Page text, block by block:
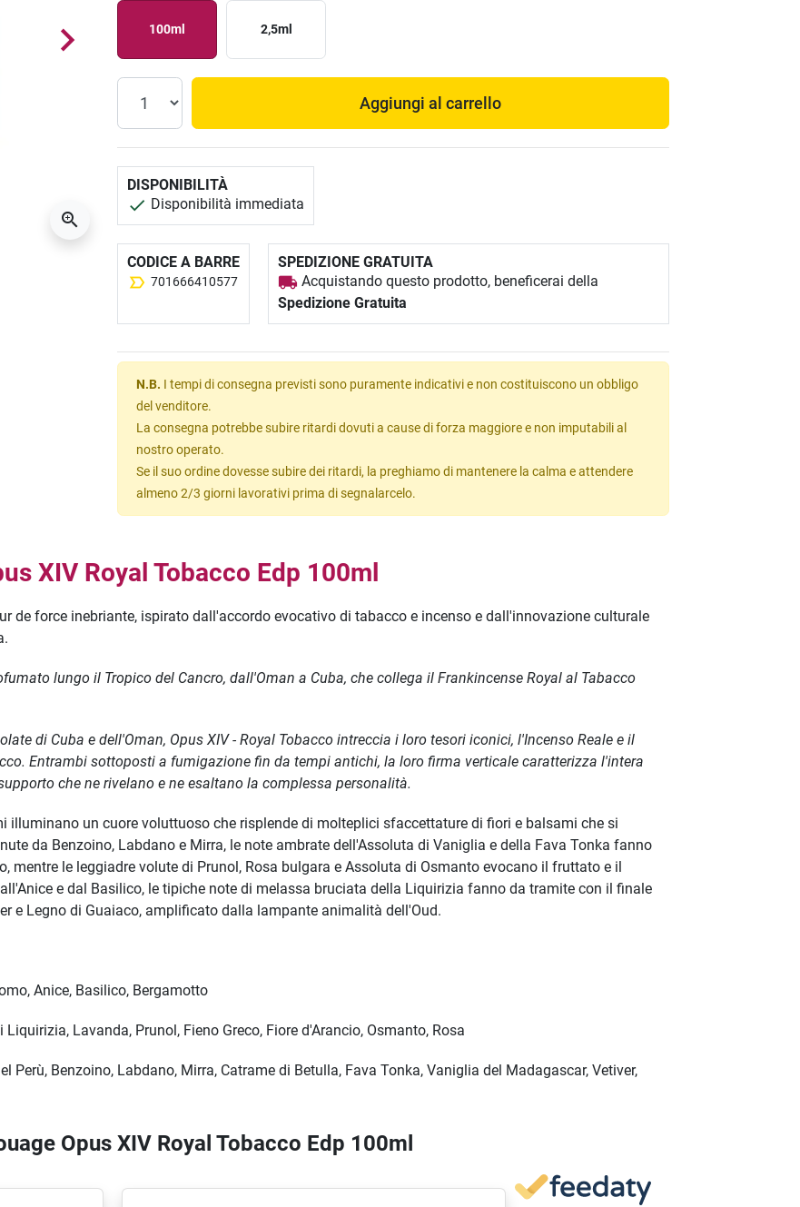
100ml 2,5ml
Aggiungi al carrello
DISPONIBILITÀ
Disponibilità immediata
CODICE A BARRE
701666410577
SPEDIZIONE GRATUITA
Acquistando questo prodotto, beneficerai della
Spedizione Gratuita
N.B. I tempi di consegna previsti sono puramente indicativi e non costituiscono un obbligo
del venditore.
La consegna potrebbe subire ritardi dovuti a cause di forza maggiore e non imputabili al
nostro operato.
Se il suo ordine dovesse subire dei ritardi, la preghiamo di mantenere la calma e attendere
almeno 2/3 giorni lavorativi prima di segnalarcelo.
XIV Royal Tobacco Edp 100ml
de force inebriante, ispirato dall'accordo evocativo di tabacco e incenso e dall'innovazione culturale
lungo il Tropico del Cancro, dall'Oman a Cuba, che collega il Frankincense Royal al Tabacco
di Cuba e dell'Oman, Opus XIV - Royal Tobacco intreccia i loro tesori iconici, l'Incenso Reale e il
Entrambi sottoposti a fumigazione fin da tempi antichi, la loro firma verticale caratterizza l'intera
che ne rivelano e ne esaltano la complessa personalità.
illuminano un cuore voluttuoso che risplende di molteplici sfaccettature di fiori e balsami che si
da Benzoino, Labdano e Mirra, le note ambrate dell'Assoluta di Vaniglia e della Fava Tonka fanno
mentre le leggiadre volute di Prunol, Rosa bulgara e Assoluta di Osmanto evocano il fruttato e il
e dal Basilico, le tipiche note di melassa bruciata della Liquirizia fanno da tramite con il finale
e Legno di Guaiaco, amplificato dalla lampante animalità dell'Oud.
Anice, Basilico, Bergamotto
Lavanda, Prunol, Fieno Greco, Fiore d'Arancio, Osmanto, Rosa
Perù, Benzoino, Labdano, Mirra, Catrame di Betulla, Fava Tonka, Vaniglia del Madagascar, Vetiver,
Opus XIV Royal Tobacco Edp 100ml